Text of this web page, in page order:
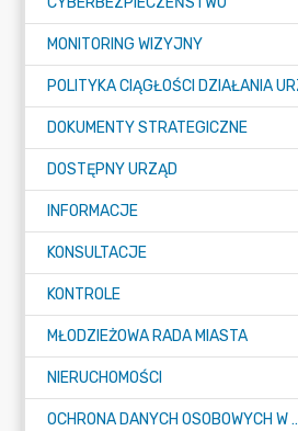
MONITORING WIZYJNY
DOKUMENTY STRATEGICZNE
DOSTĘPNY URZĄD
INFORMACJE
KONSULTACJE
KONTROLE
MŁODZIEŻOWA RADA MIASTA
NIERUCHOMOŚCI
OCHRONA DANYCH